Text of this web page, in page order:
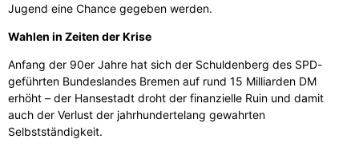
Jugend eine Chance gegeben werden.
Wahlen in Zeiten der Krise
Anfang der 90er Jahre hat sich der Schuldenberg des SPD-
geführten Bundeslandes Bremen auf rund 15 Milliarden DM
erhöht – der Hansestadt droht der finanzielle Ruin und damit
auch der Verlust der jahrhundertelang gewahrten
Selbstständigkeit.